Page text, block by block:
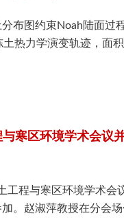
布图约束Noah陆面过
热力学演变轨迹，面
寒区环境学术会议
工程与寒区环境学术会
。赵淑萍教授在分会